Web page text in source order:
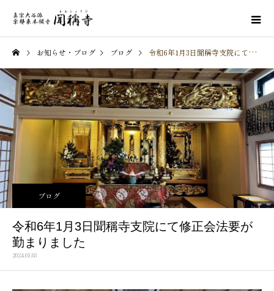
お知らせ・ブログ ブログ 令和6年1月3日聞稱寺支院にて修正会法要が勤まりました
ブログ
令和6年1月3日聞稱寺支院にて修正会法要が
勤まりました
2024.01.03